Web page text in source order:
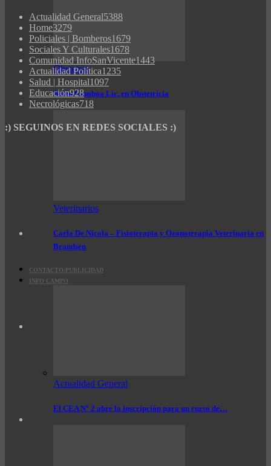
Obstetras
Belén Gamboa Lic. en Obstetricia
Veterinarios
Carla De Nicola – Fisioterapia y Ozonoterapia Veterinaria en
Brandsen
CONTACTO/PUBLICIDAD
INFO CAMPO
Actualidad General
El CEA N° 2 abre la inscripción para un curso de…
Actualidad General5388
Home3279
Policiales | Bomberos1679
Sociales Y Culturales1678
Comunidad InfoSanVicente1443
Actualidad Política1235
Salud | Hospital1097
Educación928
Necrológicas718
:) SEGUINOS EN REDES SOCIALES :)